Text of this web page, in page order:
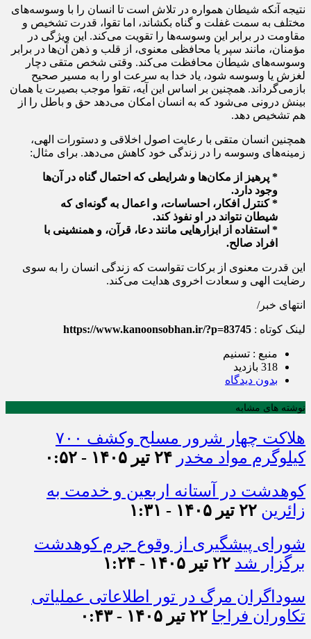
نتیجه آنکه شیطان همواره در تلاش است تا انسان را با وسوسه‌های
مختلف به سمت غفلت و گناه بکشاند، اما تقوا، قدرت تشخیص و
مقاومت در برابر این وسوسه‌ها را تقویت می‌کند. این ویژگی در
مؤمنان، مانند سپر یا محافظی معنوی، از قلب و ذهن آن‌ها در برابر
وسوسه‌های شیطان محافظت می‌کند. وقتی شخص متقی دچار
لغزش یا وسوسه شود، یاد خدا به سرعت او را به مسیر صحیح
بازمی‌گرداند. همچنین بر اساس این آیه، تقوا موجب بصیرت یا همان
بینش درونی می‌شود که به انسان امکان می‌دهد حق و باطل را از
هم تشخیص دهد.
همچنین انسان متقی با رعایت اصول اخلاقی و دستورات الهی،
زمینه‌های وسوسه را در زندگی خود کاهش می‌دهد. برای مثال:
* پرهیز از مکان‌ها و شرایطی که احتمال گناه در آن‌ها
وجود دارد.
* کنترل افکار، احساسات، و اعمال به گونه‌ای که
شیطان نتواند در او نفوذ کند.
* استفاده از ابزارهایی مانند دعا، قرآن، و همنشینی با
افراد صالح.
این قدرت معنوی از برکات تقواست که زندگی انسان را به سوی
رضایت الهی و سعادت اخروی هدایت می‌کند.
انتهای‌ خبر/
لینک کوتاه : https://www.kanoonsobhan.ir/?p=83745
منبع : تسنیم
318 بازدید
بدون دیدگاه
نوشته های مشابه
هلاکت چهار شرور مسلح وکشف ۷۰۰
کیلوگرم مواد مخدر ۲۴ تیر ۱۴۰۵ - ۰:۵۲
کوهدشت در آستانه اربعین و خدمت‌ به
زائرین ۲۲ تیر ۱۴۰۵ - ۱:۳۱
شورای پیشگیری از وقوع جرم کوهدشت
برگزار شد ۲۲ تیر ۱۴۰۵ - ۱:۲۴
سوداگران مرگ در تور اطلاعاتی عملیاتی
تکاوران فراجا ۲۲ تیر ۱۴۰۵ - ۰:۴۳